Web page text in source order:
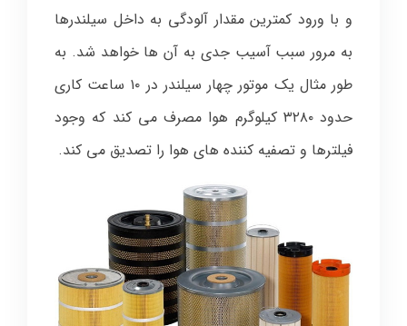
و با ورود کمترین مقدار آلودگی به داخل سیلندرها
به مرور سبب آسیب جدی به آن ها خواهد شد. به
طور مثال یک موتور چهار سیلندر در ۱۰ ساعت کاری
حدود ۳۲۸۰ کیلوگرم هوا مصرف می کند که وجود
فیلترها و تصفیه کننده های هوا را تصدیق می کند.